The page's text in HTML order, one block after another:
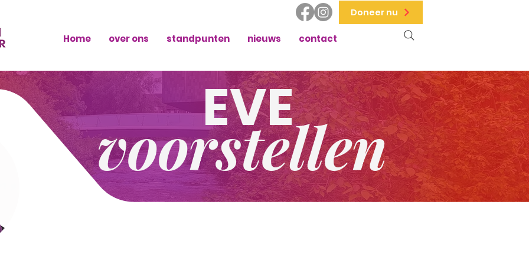
Doneer nu
Home over ons standpunten nieuws contact
EVE
voorstellen